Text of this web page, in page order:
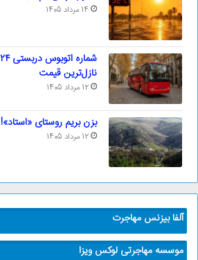
14 مرداد 1405
نازل‌ترین قیمت
12 مرداد 1405
بزن بریم روستای «استاد»!
12 مرداد 1405
آلفا بیزنس مهاجرت
موسسه مهاجرتی لوکس ویزا